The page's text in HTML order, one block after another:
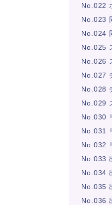
No.022
No.023
No.024
No.025
No.026
No.027
No.028
No.029
No.030
No.031
No.032
No.033
No.034
No.035
No.036